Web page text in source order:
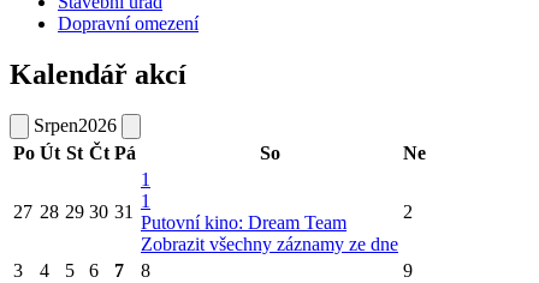
Dopravní omezení
Kalendář akcí
Srpen2026
Po Út St Čt Pá So Ne
27 28 29 30 31
1
1
Putovní kino: Dream Team
Zobrazit všechny záznamy ze dne
2
3 4 5 6 7 8
9